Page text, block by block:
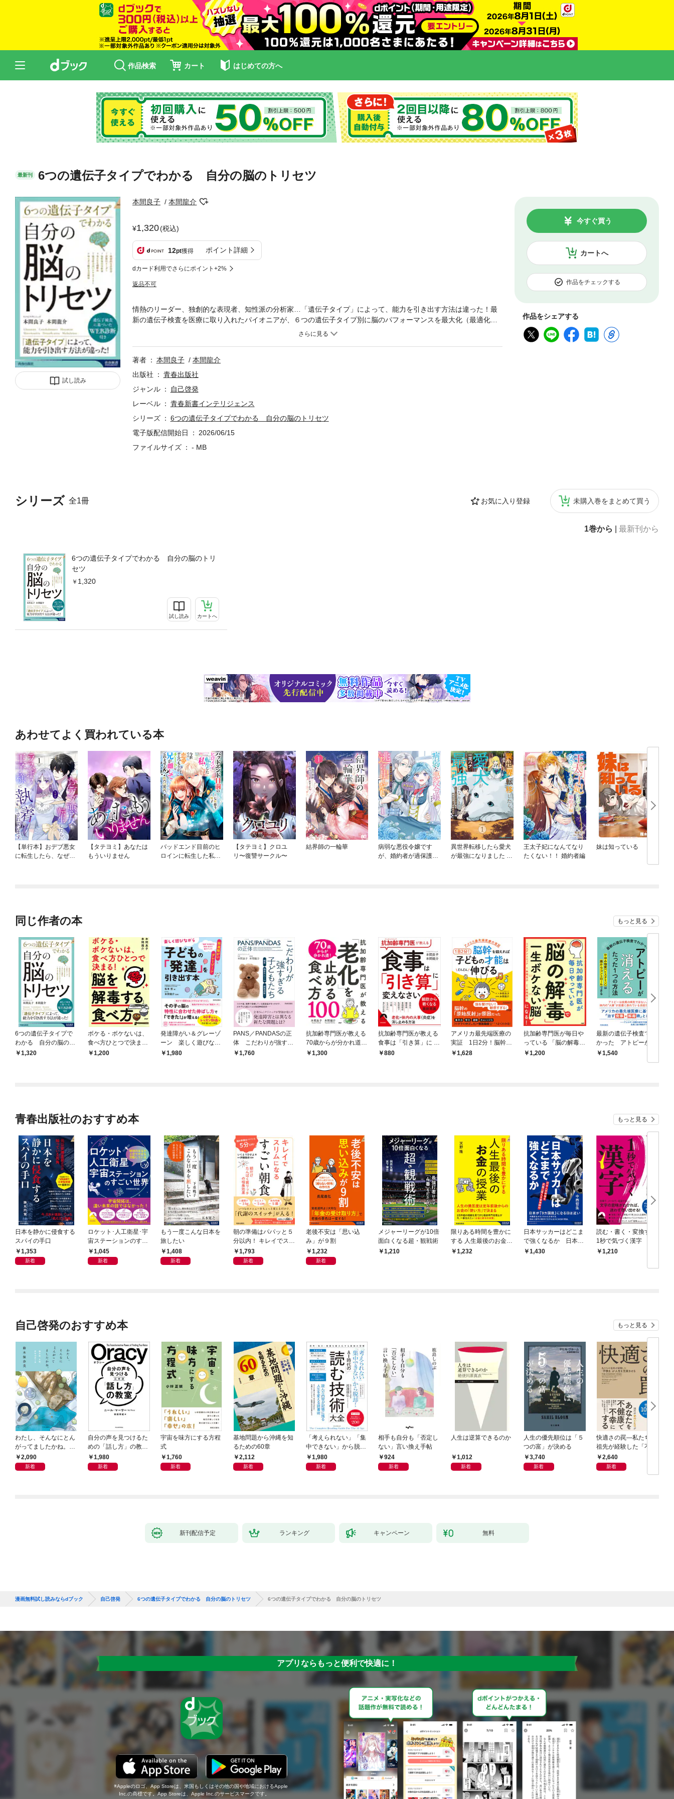
作品検索 カート はじめての方へ
最新刊 6つの遺伝子タイプでわかる 自分の脳のトリセツ
試し読み
本間良子 本間龍介
1,320(税込)
12pt獲得 ポイント詳細
dカード利用でさらにポイント+2%
返品不可
カートへ
今すぐ買う
作品をチェックする
作品をシェアする
シリーズ 全1冊 お気に入り登録 未購入巻をまとめて買う
1巻から 最新刊から
6つの遺伝子タイプでわかる 自分の脳のトリ
セツ
1,320
試し読み カートへ
情熱のリーダー、独創的な表現者、知性派の分析家…「遺伝子タイプ」によって、能力を引き出す方法は違った！最
新の遺伝子検査を医療に取り入れたパイオニアが、６つの遺伝子タイプ別に脳のパフォーマンスを最大化（最適化）
する習慣を教える。1000人超の遺伝子検査に基づいたＷＥＢ診断付き。
著者 本間良子
本間龍介
出版社
青春出版社
ジャンル
自己啓発
レーベル
青春新書インテリジェンス
シリーズ
6つの遺伝子タイプでわかる 自分の脳のトリセツ
電子版配信開始日
2026/06/15
ファイルサイズ
- MB
あわせてよく買われている本
【単行本】おデブ悪女
に転生したら、なぜか
【タテヨミ】あなたは
もういりません
バッドエンド目前のヒ
ロインに転生した私、
【タテヨミ】クロユ
リ〜復讐サークル〜
結界師の一輪華
病弱な悪役令嬢です
が、婚約者が過保護す
異世界転移したら愛犬
が最強になりました ～
王太子妃になんてなり
たくない！！ 婚約者編
妹は知っている
同じ作者の本 もっと見る
6つの遺伝子タイプで
わかる 自分の脳のト
リセツ
1,320
ボケる・ボケないは、
食べ方ひとつで決ま
る！「脳を解毒する」
1,200
発達障がい＆グレーゾ
ーン 楽しく遊びなが
ら子どもの「発達」を
1,980
PANS／PANDASの正
体 こだわりが強すぎ
る子どもたち
1,760
抗加齢専門医が教える
70歳からが分かれ道！
「老化」を止める食べ
1,300
抗加齢専門医が教える
食事は「引き算」に 変
えなさい
880
アメリカ最先端医療の
実証 1日2分！脳幹を
鍛えれば子どもの才能
1,628
抗加齢専門医が毎日や
っている 「脳の解毒」
で一生ボケない脳にな
1,200
最新の遺伝子検査でわ
かった アトピーが消
えるたった１つの方法
1,540
青春出版社のおすすめ本 もっと見る
日本を静かに侵食する
スパイの手口
1,353
新着
ロケット･人工衛星･宇
宙ステーションのすご
い世界
1,045
新着
もう一度こんな日本を
旅したい
1,408
新着
朝の準備はパパッと５
分以内！ キレイでスリ
ムになる すごい朝食
1,793
新着
老後不安は「思い込
み」が９割
1,232
新着
メジャーリーグが10倍
面白くなる超・観戦術
1,210
限りある時間を豊かに
する 人生最後のお金の
授業1,232
日本サッカーはどこま
で強くなるか 日本人
の体格を武器に変える
1,430
読む・書く・変換する
1秒で気づく漢字
1,210
自己啓発のおすすめ本 もっと見る
わたし、そんなにとん
がってましたかね。
獅子座、Ａ型、丙午は
めぐる
2,090
新着
自分の声を見つけるた
めの「話し方」の教
室 Ｏｒａｃｙ（オラ
シー）
1,980
新着
宇宙を味方にする方程
式
1,760
新着
基地問題から沖縄を知
るための60章
2,112
新着
「考えられない」「集
中できない」から脱
却！ AI時代の読む技
術大全
1,980
新着
相手も自分も「否定し
ない」言い換え手帖
924
新着
人生は逆算できるのか
1,012
新着
人生の優先順位は「５
つの富」が決める
3,740
新着
快適さの罠―私たちの
祖先が経験した「不快
さ」が人生を充実させ
る
2,640
新着
新刊配信予定 ランキング キャンペーン 無料
漫画無料試し読みならdブック 自己啓発 6つの遺伝子タイプでわかる 自分の脳のトリセツ 6つの遺伝子タイプでわかる 自分の脳のトリセツ
アプリならもっと便利で快適に！
Appleのロゴ、App Storeは、米国もしくはその他の国や地域におけるApple
Inc.の商標です。App Storeは、Apple Inc.のサービスマークです。